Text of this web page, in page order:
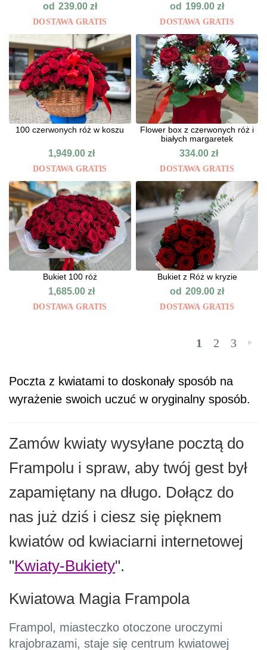
od 239.00 zł
DOSTAWA GRATIS
od 199.00zł
DOSTAWA GRATIS
100 czerwonych róż w koszu
1,949.00zł
DOSTAWA GRATIS
Flower box z czerwonych róż i
białych margaretek
334.00zł
DOSTAWA GRATIS
Bukiet 100 róż
1,685.00zł
DOSTAWA GRATIS
Bukiet z Róż w kryzie
od 209.00zł
DOSTAWA GRATIS
1 2 3 »
Poczta z kwiatami to doskonały sposób na
wyrażenie swoich uczuć w oryginalny sposób.
Zamów kwiaty wysyłane pocztą do
Frampolu i spraw, aby twój gest był
zapamiętany na długo. Dołącz do
nas już dziś i ciesz się pięknem
kwiatów od kwiaciarni internetowej
"Kwiaty-Bukiety".
Kwiatowa Magia Frampola
Frampol, miasteczko otoczone uroczymi
krajobrazami, staje się centrum kwiatowej